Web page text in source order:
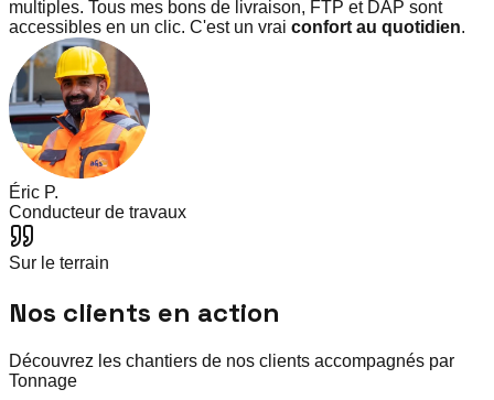
multiples. Tous mes bons de livraison, FTP et DAP sont
accessibles en un clic. C'est un vrai confort au quotidien.
Éric P.
Conducteur de travaux
Sur le terrain
Nos clients en action
Découvrez les chantiers de nos clients accompagnés par
Tonnage